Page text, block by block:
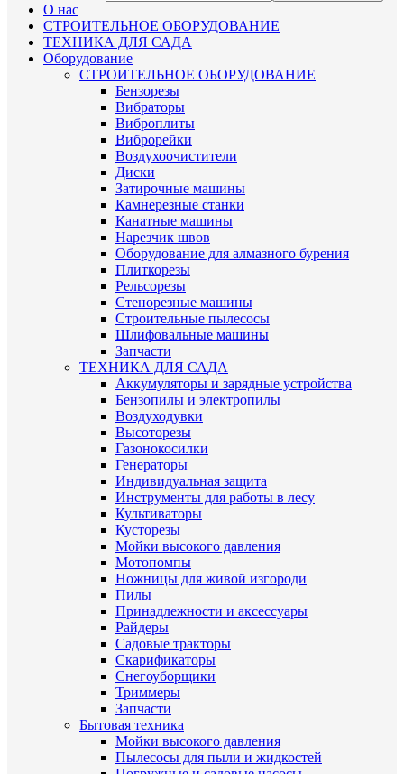
О нас
СТРОИТЕЛЬНОЕ ОБОРУДОВАНИЕ
ТЕХНИКА ДЛЯ САДА
Оборудование
СТРОИТЕЛЬНОЕ ОБОРУДОВАНИЕ
Бензорезы
Вибраторы
Виброплиты
Виброрейки
Воздухоочистители
Диски
Затирочные машины
Камнерезные станки
Канатные машины
Нарезчик швов
Оборудование для алмазного бурения
Плиткорезы
Рельсорезы
Стенорезные машины
Строительные пылесосы
Шлифовальные машины
Запчасти
ТЕХНИКА ДЛЯ САДА
Аккумуляторы и зарядные устройства
Бензопилы и электропилы
Воздуходувки
Высоторезы
Газонокосилки
Генераторы
Индивидуальная защита
Инструменты для работы в лесу
Культиваторы
Кусторезы
Мойки высокого давления
Мотопомпы
Ножницы для живой изгороди
Пилы
Принадлежности и аксессуары
Райдеры
Садовые тракторы
Скарификаторы
Снегоуборщики
Триммеры
Запчасти
Бытовая техника
Мойки высокого давления
Пылесосы для пыли и жидкостей